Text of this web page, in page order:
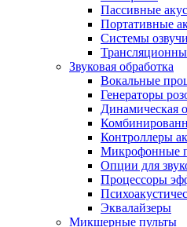
Пассивные
Портативные
Системы
Звуковая обработка
Вокальные
Генераторы
Динамическая
Контроллеры
Микрофонные
Опции для
Процессоры
Эквалайзеры
Микшерные пульты